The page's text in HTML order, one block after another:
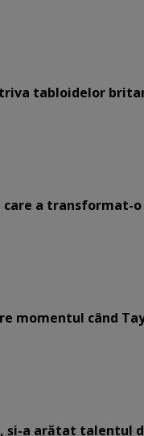
tabloidelor
a transformat-o
momentul când
şi-a arătat talentul